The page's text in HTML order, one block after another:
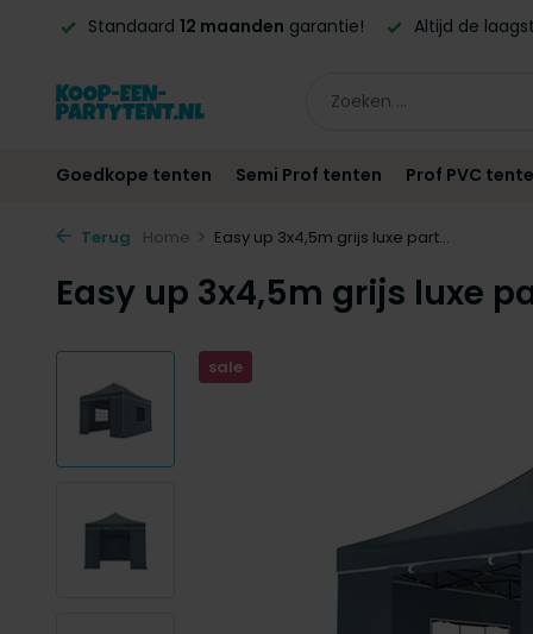
garantie! Altijd de laagsteprijsgarantie! Vóór21:00
Goedkope tenten Semi Prof tenten Prof PVC
Terug Home Easy up 3x4,5m grijs luxe part...
Easy up 3x4,5m grijs luxe
sale